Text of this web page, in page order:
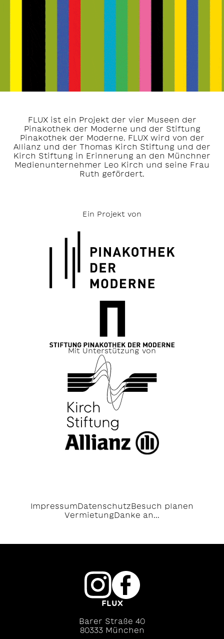
FLUX ist ein Projekt der vier Museen der
Pinakothek der Moderne und der Stiftung
Pinakothek der Moderne. FLUX wird von der
Allianz und der Thomas Kirch Stiftung und der
Kirch Stiftung in Erinnerung an den Münchner
Medienunternehmer Leo Kirch und seine Frau
Ruth gefördert.
Ein Projekt von
Mit Unterstützung von
Impressum Datenschutz Besuch planen
Vermietung Danke an...
FLUX
Barer Straße 40
80333 München